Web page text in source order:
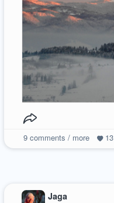
9comments / more 13
Jaga